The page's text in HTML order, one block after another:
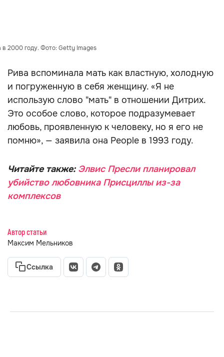
2000 году. Фото: Getty Images
Рива вспоминала мать как властную, холодную
и погруженную в себя женщину. «Я не
использую слово "мать" в отношении Дитрих.
Это особое слово, которое подразумевает
любовь, проявленную к человеку, но я его не
помню», — заявила она People в 1993 году.
Читайте также: Элвис Пресли планировал
убийство любовника Присциллы из-за
комплексов
Автор статьи
Максим Мельников
Ссылка